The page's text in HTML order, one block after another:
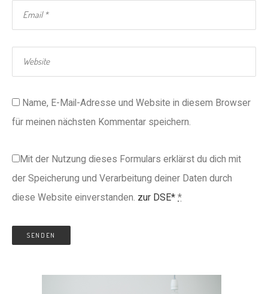
Name, E-Mail-Adresse und Website in diesem Browser
für meinen nächsten Kommentar speichern.
Mit der Nutzung dieses Formulars erklärst du dich mit
der Speicherung und Verarbeitung deiner Daten durch
diese Website einverstanden. zur DSE* *